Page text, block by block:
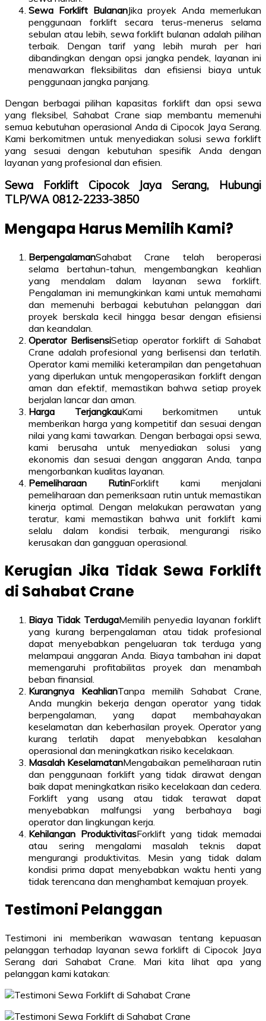
Sewa Forklift BulananJika proyek Anda memerlukan
penggunaan forklift secara terus-menerus selama
sebulan atau lebih, sewa forklift bulanan adalah pilihan
terbaik. Dengan tarif yang lebih murah per hari
dibandingkan dengan opsi jangka pendek, layanan ini
menawarkan fleksibilitas dan efisiensi biaya untuk
penggunaan jangka panjang.
Dengan berbagai pilihan kapasitas forklift dan opsi sewa
yang fleksibel, Sahabat Crane siap membantu memenuhi
semua kebutuhan operasional Anda di Cipocok Jaya Serang.
Kami berkomitmen untuk menyediakan solusi sewa forklift
yang sesuai dengan kebutuhan spesifik Anda dengan
layanan yang profesional dan efisien.
Sewa Forklift Cipocok Jaya Serang, Hubungi
TLP/WA 0812-2233-3850
Mengapa Harus Memilih Kami?
BerpengalamanSahabat Crane telah beroperasi
selama bertahun-tahun, mengembangkan keahlian
yang mendalam dalam layanan sewa forklift.
Pengalaman ini memungkinkan kami untuk memahami
dan memenuhi berbagai kebutuhan pelanggan dari
proyek berskala kecil hingga besar dengan efisiensi
dan keandalan.
Operator BerlisensiSetiap operator forklift di Sahabat
Crane adalah profesional yang berlisensi dan terlatih.
Operator kami memiliki keterampilan dan pengetahuan
yang diperlukan untuk mengoperasikan forklift dengan
aman dan efektif, memastikan bahwa setiap proyek
berjalan lancar dan aman.
Harga TerjangkauKami berkomitmen untuk
memberikan harga yang kompetitif dan sesuai dengan
nilai yang kami tawarkan. Dengan berbagai opsi sewa,
kami berusaha untuk menyediakan solusi yang
ekonomis dan sesuai dengan anggaran Anda, tanpa
mengorbankan kualitas layanan.
Pemeliharaan RutinForklift kami menjalani
pemeliharaan dan pemeriksaan rutin untuk memastikan
kinerja optimal. Dengan melakukan perawatan yang
teratur, kami memastikan bahwa unit forklift kami
selalu dalam kondisi terbaik, mengurangi risiko
kerusakan dan gangguan operasional.
Kerugian Jika Tidak Sewa Forklift
di Sahabat Crane
Biaya Tidak TerdugaMemilih penyedia layanan forklift
yang kurang berpengalaman atau tidak profesional
dapat menyebabkan pengeluaran tak terduga yang
melampaui anggaran Anda. Biaya tambahan ini dapat
memengaruhi profitabilitas proyek dan menambah
beban finansial.
Kurangnya KeahlianTanpa memilih Sahabat Crane,
Anda mungkin bekerja dengan operator yang tidak
berpengalaman, yang dapat membahayakan
keselamatan dan keberhasilan proyek. Operator yang
kurang terlatih dapat menyebabkan kesalahan
operasional dan meningkatkan risiko kecelakaan.
Masalah KeselamatanMengabaikan pemeliharaan rutin
dan penggunaan forklift yang tidak dirawat dengan
baik dapat meningkatkan risiko kecelakaan dan cedera.
Forklift yang usang atau tidak terawat dapat
menyebabkan malfungsi yang berbahaya bagi
operator dan lingkungan kerja.
Kehilangan ProduktivitasForklift yang tidak memadai
atau sering mengalami masalah teknis dapat
mengurangi produktivitas. Mesin yang tidak dalam
kondisi prima dapat menyebabkan waktu henti yang
tidak terencana dan menghambat kemajuan proyek.
Testimoni Pelanggan
Testimoni ini memberikan wawasan tentang kepuasan
pelanggan terhadap layanan sewa forklift di Cipocok Jaya
Serang dari Sahabat Crane. Mari kita lihat apa yang
pelanggan kami katakan: